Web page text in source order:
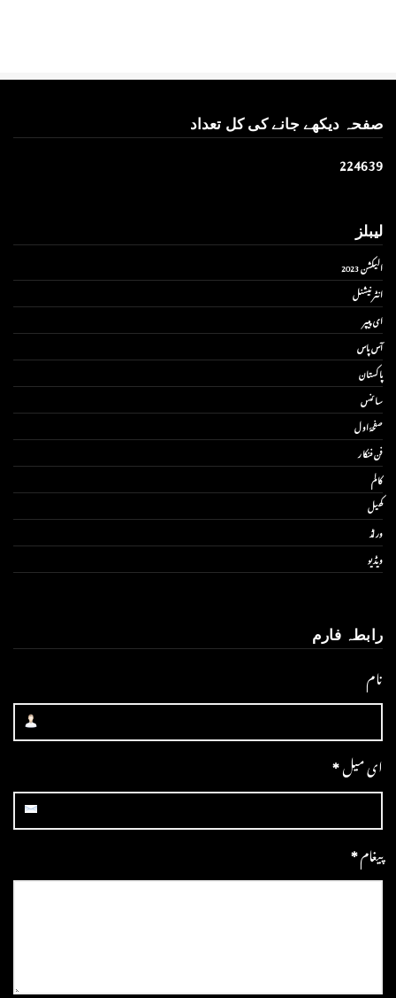
صفحہ دیکھے جانے کی کل تعداد
224639
لیبلز
الیکشن 2023
انٹر نیشنل
ای پیپر
آس پاس
پاکستان
سائنس
صفحۂ اول
فن فنکار
کالم
کھیل
ورلڈ
ویڈیو
رابطہ فارم
نام
ای میل*
پیغام*